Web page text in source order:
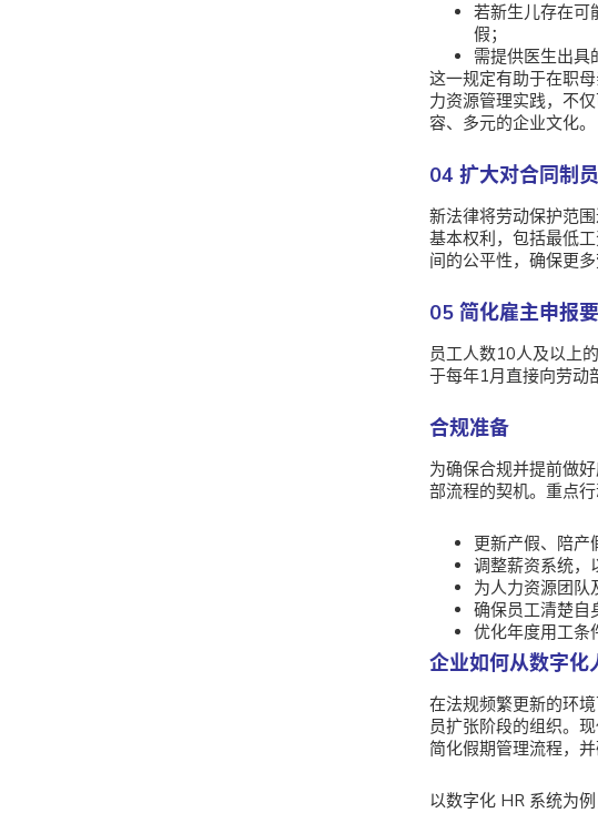
若新生儿存在可
假；
需提供医生出具
这一规定有助于在职
力资源管理实践，不
容、多元的企业文化。
04 扩大对合同制
新法律将劳动保护范
基本权利，包括最低
间的公平性，确保更
05 简化雇主申报
员工人数10人及以上
于每年1月直接向劳动
合规准备
为确保合规并提前做
部流程的契机。重点行
更新产假、陪产
调整薪资系统，
为人力资源团队
确保员工清楚自
优化年度用工条
企业如何从数字化
在法规频繁更新的环
员扩张阶段的组织。
简化假期管理流程，
以数字化 HR 系统为例